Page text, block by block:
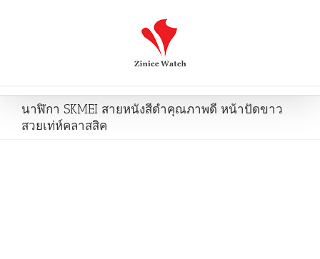
นาฬิกา SKMEI สายหนังสีดำคุณภาพดี หน้าปัดขาว
สวยเท่ห์คลาสสิค